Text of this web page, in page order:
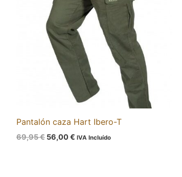
Pantalón caza Hart Ibero-T
69,95€ 56,00€ IVA Incluído